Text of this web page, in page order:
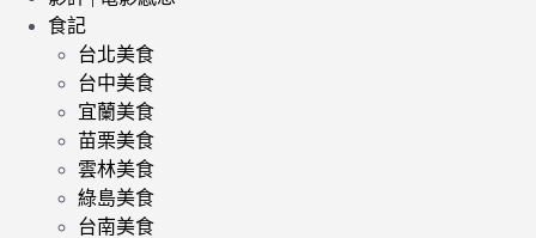
食記
台北美食
台中美食
宜蘭美食
苗栗美食
雲林美食
綠島美食
台南美食